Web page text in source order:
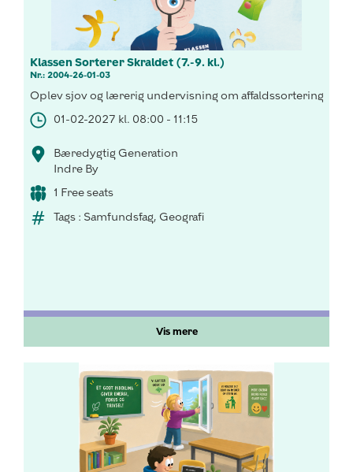
Klassen Sorterer Skraldet (7.-9. kl.)
Nr.: 2004-26-01-03
Oplev sjov og lærerig undervisning om affaldssortering og
01-02-2027 kl. 08:00 - 11:15
Bæredygtig Generation
Indre By
1 Free seats
Tags : Samfundsfag, Geografi
Vis mere